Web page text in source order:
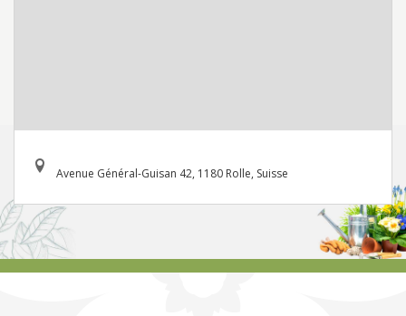
Avenue Général-Guisan 42, 1180 Rolle, Suisse